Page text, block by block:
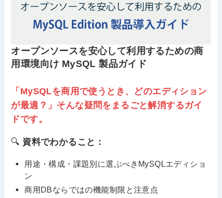
オープンソースを安心して利用するための商
用環境向け MySQL 製品ガイド
「MySQLを商用で使うとき、どのエディション
が最適？」そんな疑問をまるごと解消するガイ
ドです。
🔍 資料でわかること：
用途・構成・課題別に選ぶべきMySQLエディショ
ン
商用DBならではの機能制限と注意点